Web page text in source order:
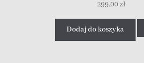
299.00zł
Dodaj do koszyka